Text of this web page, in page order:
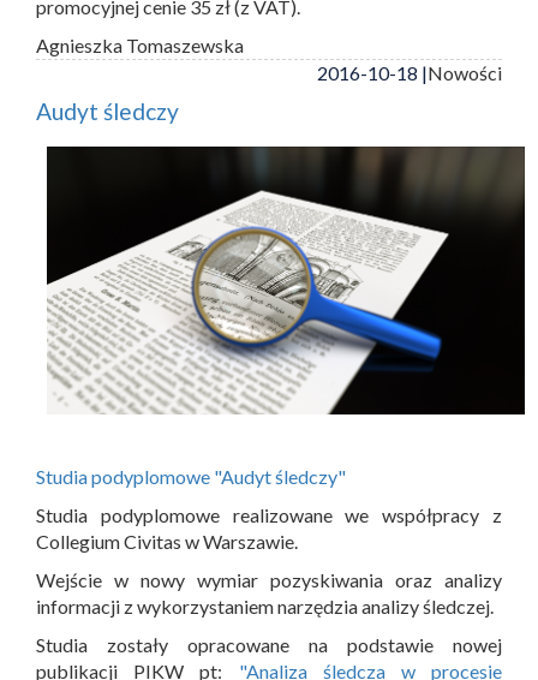
promocyjnej cenie 35 zł (z VAT).
Agnieszka Tomaszewska
2016-10-18 |Nowości
Audyt śledczy
Studia podyplomowe "Audyt śledczy"
Studia podyplomowe realizowane we współpracy z
Collegium Civitas w Warszawie.
Wejście w nowy wymiar pozyskiwania oraz analizy
informacji z wykorzystaniem narzędzia analizy śledczej.
Studia zostały opracowane na podstawie nowej
publikacji PIKW pt: "Analiza śledcza w procesie